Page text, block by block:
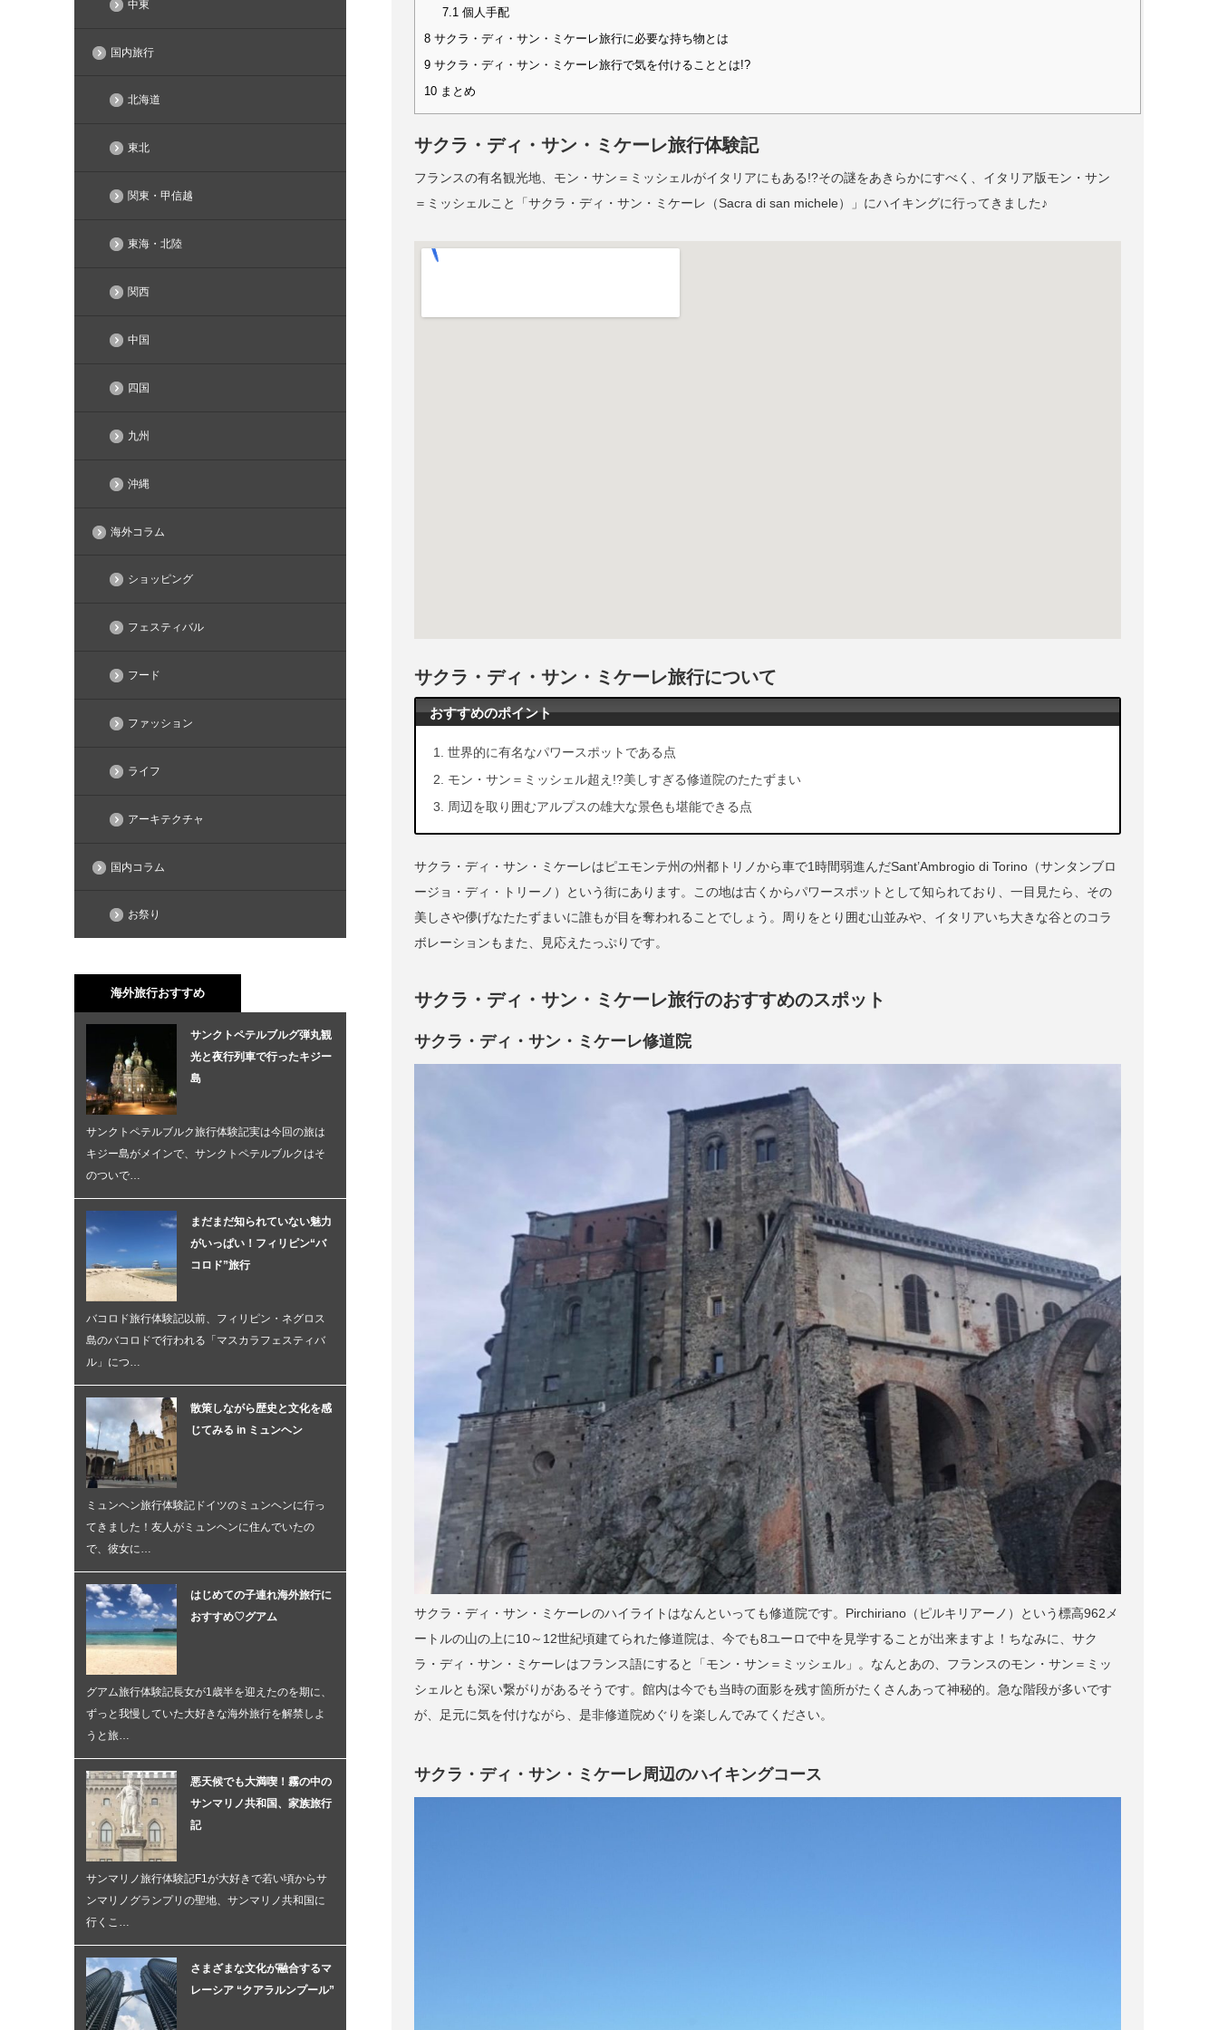
7.1個人手配
8 サクラ・ディ・サン・ミケーレ旅行に必要な持ち物とは
9 サクラ・ディ・サン・ミケーレ旅行で気を付けることとは!?
10 まとめ
サクラ・ディ・サン・ミケーレ旅行体験記
フランスの有名観光地、モン・サン＝ミッシェルがイタリアにもある!?その謎をあきらかにすべく、イタリア版モン・サン
＝ミッシェルこと「サクラ・ディ・サン・ミケーレ（Sacra di san michele）」にハイキングに行ってきました♪
サクラ・ディ・サン・ミケーレ旅行について
おすすめのポイント
世界的に有名なパワースポットである点
モン・サン＝ミッシェル超え!?美しすぎる修道院のたたずまい
周辺を取り囲むアルプスの雄大な景色も堪能できる点
サクラ・ディ・サン・ミケーレはピエモンテ州の州都トリノから車で1時間弱進んだSant’Ambrogio di Torino（サンタンブロ
ージョ・ディ・トリーノ）という街にあります。この地は古くからパワースポットとして知られており、一目見たら、その
美しさや儚げなたたずまいに誰もが目を奪われることでしょう。周りをとり囲む山並みや、イタリアいち大きな谷とのコラ
ボレーションもまた、見応えたっぷりです。
サクラ・ディ・サン・ミケーレ旅行のおすすめのスポット
サクラ・ディ・サン・ミケーレ修道院
サクラ・ディ・サン・ミケーレのハイライトはなんといっても修道院です。Pirchiriano（ピルキリアーノ）という標高962メ
ートルの山の上に10～12世紀頃建てられた修道院は、今でも8ユーロで中を見学することが出来ますよ！ちなみに、サク
ラ・ディ・サン・ミケーレはフランス語にすると「モン・サン＝ミッシェル」。なんとあの、フランスのモン・サン＝ミッ
シェルとも深い繋がりがあるそうです。館内は今でも当時の面影を残す箇所がたくさんあって神秘的。急な階段が多いです
が、足元に気を付けながら、是非修道院めぐりを楽しんでみてください。
サクラ・ディ・サン・ミケーレ周辺のハイキングコース
中東
国内旅行
北海道
東北
関東・甲信越
東海・北陸
関西
中国
四国
九州
沖縄
海外コラム
ショッピング
フェスティバル
フード
ファッション
ライフ
アーキテクチャ
国内コラム
お祭り
海外旅行おすすめ
サンクトペテルブルグ弾丸観
光と夜行列車で行ったキジー
島
サンクトペテルブルク旅行体験記実は今回の旅は
キジー島がメインで、サンクトペテルブルクはそ
のついで…
まだまだ知られていない魅力
がいっぱい！フィリピン“バ
コロド”旅行
バコロド旅行体験記以前、フィリピン・ネグロス
島のバコロドで行われる「マスカラフェスティバ
ル」につ…
散策しながら歴史と文化を感
じてみる in ミュンヘン
ミュンヘン旅行体験記ドイツのミュンヘンに行っ
てきました！友人がミュンヘンに住んでいたの
で、彼女に…
はじめての子連れ海外旅行に
おすすめ♡グアム
グアム旅行体験記長女が1歳半を迎えたのを期に、
ずっと我慢していた大好きな海外旅行を解禁しよ
うと旅…
悪天候でも大満喫！霧の中の
サンマリノ共和国、家族旅行
記
サンマリノ旅行体験記F1が大好きで若い頃からサ
ンマリノグランプリの聖地、サンマリノ共和国に
行くこ…
さまざまな文化が融合するマ
レーシア “クアラルンプール”